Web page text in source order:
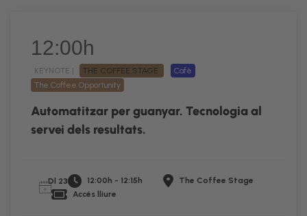
12:00h
KEYNOTE | THE COFFEE STAGE
Cafè
The Coffee Opportunity
Automatitzar per guanyar. Tecnologia al
servei dels resultats.
Dl 23 12:00h - 12:15h
The Coffee Stage
Accés lliure